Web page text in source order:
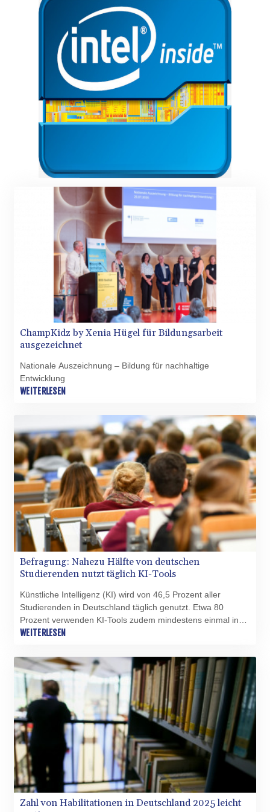
KMF 492.049525
KRW 1640.978088
KWD 0.356833
KYD 0.960096
KZT 539.86659
LAK 26045.837925
LBP
103192.042878
LKR 386.984902
LRD 209.293797
LYD 7.340541
MAD 10.750759
MDL 20.045426
MGA 4953.209598
MMK 2419.273024
MNT 4143.630364
MOP 9.308979
MRU 46.227284
MUR 54.091068
MVR 17.814877
MWK 2000.462131
MXN 19.827749
MZN 73.617371
NOK 10.986524
NPR 175.42192
NZD 1.963847
OMR 0.443071
PAB 1.15205
PEN 3.894206
PGK 5.089989
PHP 70.051904
PKR 319.84077
PLN 4.303407
PYG 6852.83835
QAR 4.211344
RON 5.255707
RSD 117.398041
RUB 95.645946
RWF 1692.396524
SCR 16.61684
SDG 691.979475
SEK 10.964174
SGD 1.479029
SLE 28.346301
SOS 658.43149
SRD 43.635078
STD 23851.110525
STN 24.456597
SVC 10.080155
SZL 18.828757
THB 38.165456
aber nicht eingegangen.
ChampKidz by Xenia Hügel für Bildungsarbeit
ausgezeichnet
Nationale Auszeichnung – Bildung für nachhaltige
Entwicklung
WEITERLESEN
Befragung: Nahezu Hälfte von deutschen
Studierenden nutzt täglich KI-Tools
Künstliche Intelligenz (KI) wird von 46,5 Prozent aller
Studierenden in Deutschland täglich genutzt. Etwa 80
Prozent verwenden KI-Tools zudem mindestens einmal in
der Woche, wie aus einer am Donnerstag veröffentlichten
Gütersloh hervorgeht. Grundlage der Auswertung waren
laut CHE 28.000 Studierende der Rechts- und
Wirtschaftswissenschaften.
WEITERLESEN
Zahl von Habilitationen in Deutschland 2025 leicht